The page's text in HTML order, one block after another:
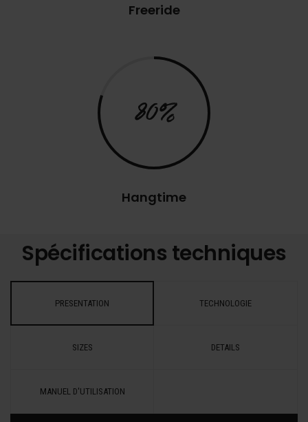
Freeride
80%
Hangtime
Spécifications techniques
PRESENTATION TECHNOLOGIE
SIZES DETAILS
MANUEL D'UTILISATION